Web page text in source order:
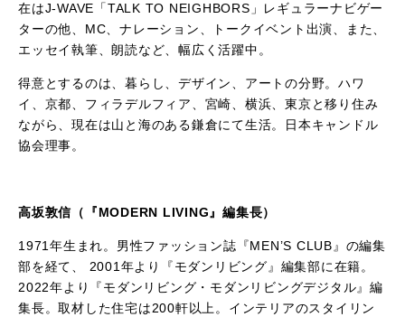
在はJ-WAVE「TALK TO NEIGHBORS」レギュラーナビゲー
ターの他、MC、ナレーション、トークイベント出演、また、
エッセイ執筆、朗読など、幅広く活躍中。
得意とするのは、暮らし、デザイン、アートの分野。ハワ
イ、京都、フィラデルフィア、宮崎、横浜、東京と移り住み
ながら、現在は山と海のある鎌倉にて生活。日本キャンドル
協会理事。
高坂敦信（『MODERN LIVING』編集長）
1971年生まれ。男性ファッション誌『MEN’S CLUB』の編集
部を経て、 2001年より『モダンリビング』編集部に在籍。
2022年より『モダンリビング・モダンリビングデジタル』編
集長。取材した住宅は200軒以上。インテリアのスタイリン